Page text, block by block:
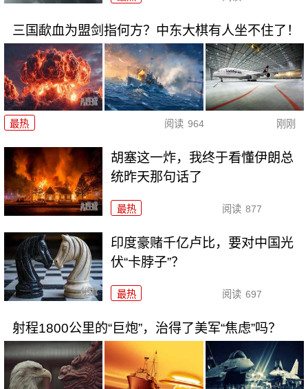
三国歃血为盟剑指何方？中东大棋有人坐不住了！
最热 阅读 964 刚刚
胡塞这一炸，我终于看懂伊朗总
统昨天那句话了
最热 阅读 877
印度豪赌千亿卢比，要对中国光
伏“卡脖子”？
最热 阅读 697
射程1800公里的“巨炮”，治得了美军“焦虑”吗？